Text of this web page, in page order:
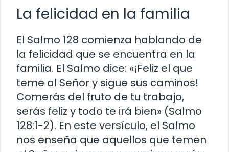
La felicidad en la familia
El Salmo 128 comienza hablando de
la felicidad que se encuentra en la
familia. El Salmo dice: «¡Feliz el que
teme al Señor y sigue sus caminos!
Comerás del fruto de tu trabajo,
serás feliz y todo te irá bien» (Salmo
128:1-2). En este versículo, el Salmo
nos enseña que aquellos que temen